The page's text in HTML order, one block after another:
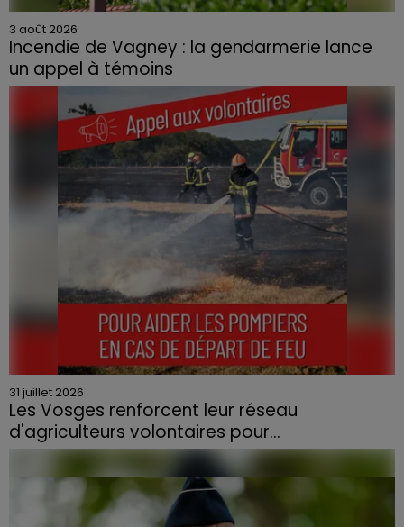
3 août 2026
Incendie de Vagney : la gendarmerie lance
un appel à témoins
Le feu, parti d'une haie avant de se propager au
quartier résidentiel, avait détruit deux habitations et
contraint à l'évacuation d'une centaine de personnes.
31 juillet 2026
Les Vosges renforcent leur réseau
d'agriculteurs volontaires pour...
Face à la sécheresse et aux risques de départs de feu,
la Chambre d'agriculture des Vosges a lancé un appel
aux agriculteurs volontaires pour venir en aide...